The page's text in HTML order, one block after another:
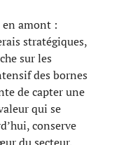
en amont :
stratégiques,
sur les
des bornes
de capter une
qui se
conserve